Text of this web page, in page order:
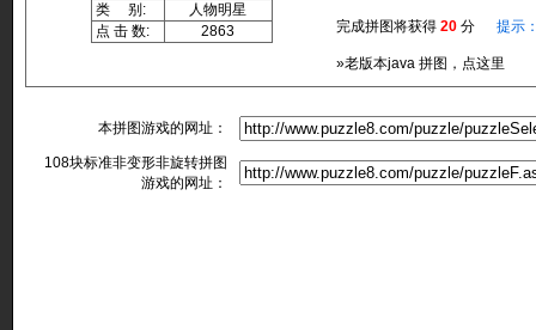
类 别:
人物明星
点 击 数:
2863 完成拼图将获得 20 分 提示
»老版本java 拼图，点这里
本拼图游戏的网址：
108块标准非变形非旋转拼图
游戏的网址：